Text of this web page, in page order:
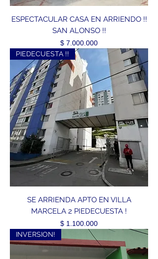
ESPECTACULAR CASA EN ARRIENDO !!
SAN ALONSO !!
Precio
$ 7.000.000
PIEDECUESTA !!
SE ARRIENDA APTO EN VILLA
MARCELA 2 PIEDECUESTA !
Precio
$ 1.100.000
INVERSION!